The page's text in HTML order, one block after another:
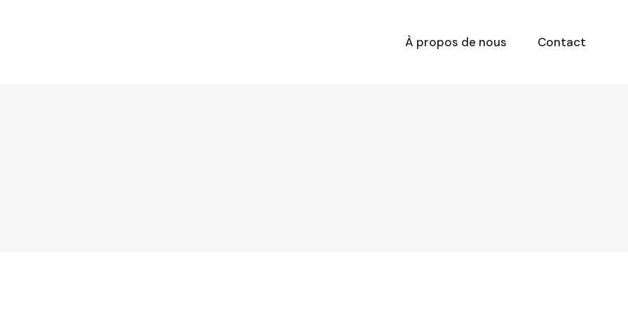
À propos de nous
Contact